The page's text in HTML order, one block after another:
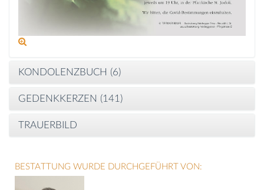
KONDOLENZBUCH (6)
GEDENKKERZEN (141 )
TRAUERBILD
BESTATTUNG WURDE DURCHGEFÜHRT VON: